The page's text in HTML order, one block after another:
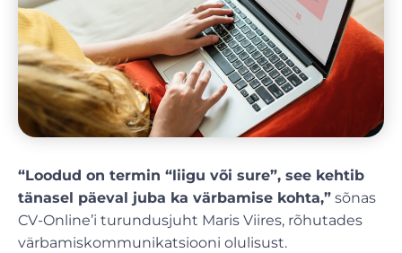
“Loodud on termin “liigu või sure”, see kehtib
tänasel päeval juba ka värbamise kohta,” sõnas
CV-Online’i turundusjuht Maris Viires, rõhutades
värbamiskommunikatsiooni olulisust.